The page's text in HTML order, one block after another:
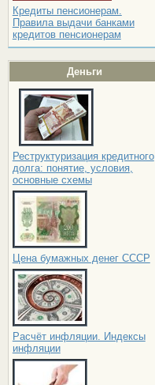
Кредиты пенсионерам.
Правила выдачи банками
кредитов пенсионерам
Деньги
Реструктуризация кредитного
долга: понятие, условия,
основные схемы
Цена бумажных денег СССР
Расчёт инфляции. Индексы
инфляции